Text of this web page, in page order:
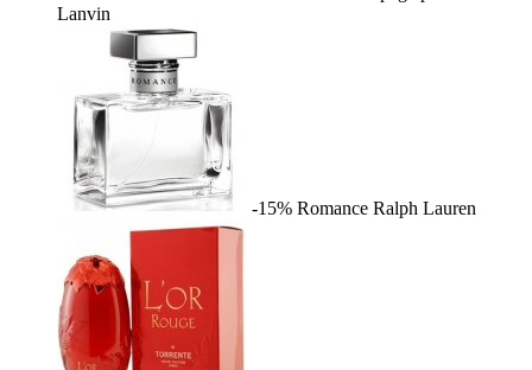
Lanvin
-15% Romance Ralph Lauren